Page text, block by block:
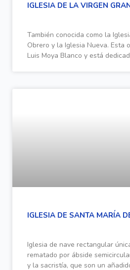
IGLESIA DE LA VIRGEN
También conocida como la
Obrero y la Iglesia Nueva. Esta
Luis Moya Blanco y está
IGLESIA DE SANTA MARÍA
Iglesia de nave rectangular
rematado por ábside
y la sacristía, que son un